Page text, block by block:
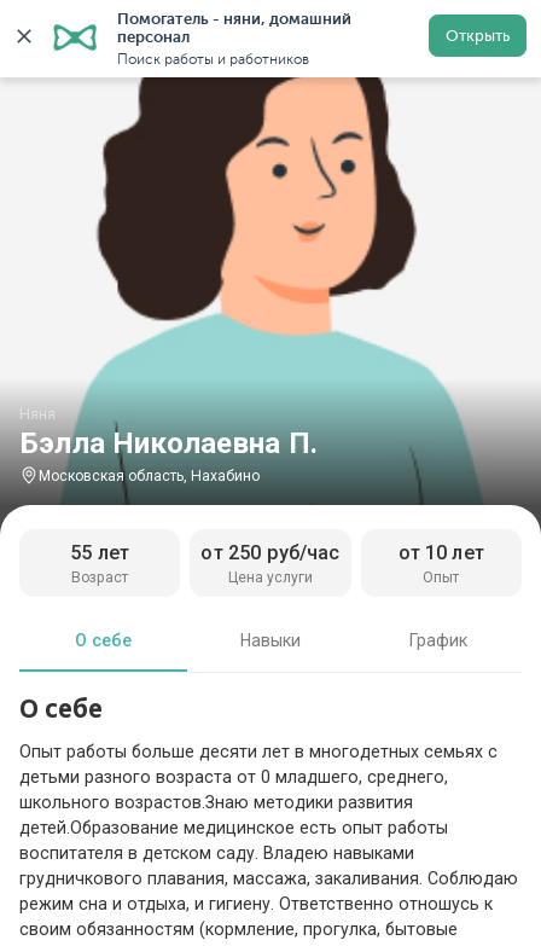
Помогатель - няни, домашний
персонал
Поиск работы и работников
Открыть
Главная Няни Няни в Московской области Няни
Бэлла Николаевна П.
Няня
Московская область, Нахабино
Возраст
55 лет
Цена услуги
от 250 руб/час
Опыт
от 10 лет
О себе Навыки График
О себе
Опыт работы больше десяти лет в многодетных семьях с
детьми разного возраста от 0 младшего, среднего,
школьного возрастов.Знаю методики развития
детей.Образование медицинское есть опыт работы
воспитателя в детском саду. Владею навыками
грудничкового плавания, массажа, закаливания. Соблюдаю
режим сна и отдыха, и гигиену. Ответственно отношусь к
своим обязанностям (кормление, прогулка, бытовые